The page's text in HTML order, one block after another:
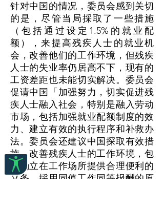
针对中国的情况，委员会感到关切
的是，尽管当局採取了一些措施
（包括通过设定1.5%的就业配
额），来提高残疾人士的就业机
会，改善他们的工作环境，但残疾
人士的失业率仍居高不下，现有的
工资差距也未能切实解决。委员会
促请中国「加强努力，切实促进残
疾人士融入社会，特别是融入劳动
市场，包括加强就业配额制度的效
力、建立有效的执行程序和补救办
法。委员会还建议中国探取有效措
施，改善残疾人士的工作环境，包
括确立在工作场所提供合理便利的
义务、採用同值工作同等报酬的原